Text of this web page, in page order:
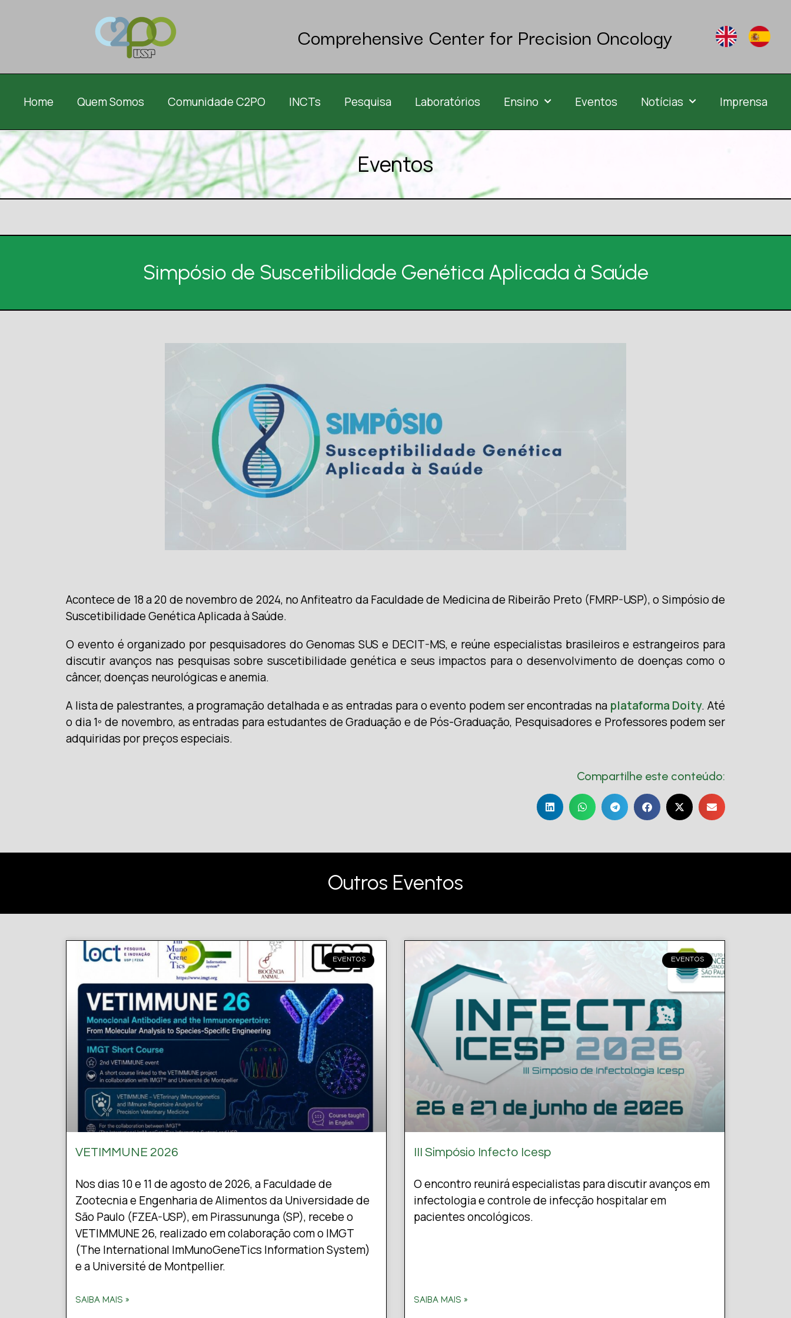
Comprehensive Center for Precision Oncology
Home Quem Somos Comunidade C2PO INCTs Pesquisa Laboratórios Ensino Eventos Notícias Imprensa
Eventos
Simpósio de Suscetibilidade Genética Aplicada à Saúde
Acontece de 18 a 20 de novembro de 2024, no Anfiteatro da Faculdade de Medicina de Ribeirão Preto (FMRP-USP), o Simpósio de
Suscetibilidade Genética Aplicada à Saúde.
O evento é organizado por pesquisadores do Genomas SUS e DECIT-MS, e reúne especialistas brasileiros e estrangeiros para
discutir avanços nas pesquisas sobre suscetibilidade genética e seus impactos para o desenvolvimento de doenças como o
câncer, doenças neurológicas e anemia.
A lista de palestrantes, a programação detalhada e as entradas para o evento podem ser encontradas na plataforma Doity. Até
o dia 1º de novembro, as entradas para estudantes de Graduação e de Pós-Graduação, Pesquisadores e Professores podem ser
adquiridas por preços especiais.
Compartilhe este conteúdo:
Outros Eventos
EVENTOS
VETIMMUNE 2026
Nos dias 10 e 11 de agosto de 2026, a Faculdade de
Zootecnia e Engenharia de Alimentos da Universidade de
São Paulo (FZEA-USP), em Pirassununga (SP), recebe o
VETIMMUNE 26, realizado em colaboração com o IMGT
(The International ImMunoGeneTics Information System)
e a Université de Montpellier.
SAIBA MAIS »
EVENTOS
III Simpósio Infecto Icesp
O encontro reunirá especialistas para discutir avanços em
infectologia e controle de infecção hospitalar em
pacientes oncológicos.
SAIBA MAIS »